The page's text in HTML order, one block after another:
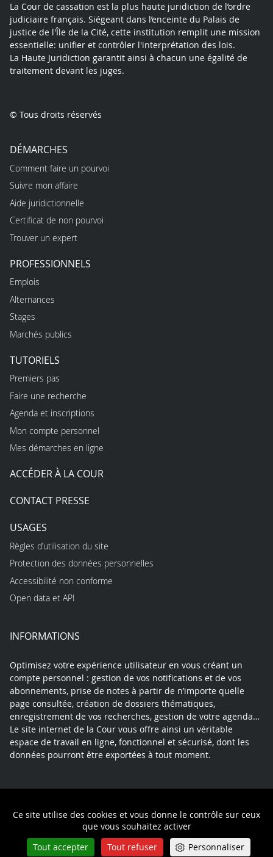
Ce site utilise des cookies et vous donne le contrôle sur ceux
que vous souhaitez activer
Tout accepter
Tout refuser Personnaliser
La Cour de cassation est la plus haute juridiction de l’ordre
judiciaire français. Siégeant dans l’enceinte du Palais de
justice de l'Île de la Cité, cette institution remplit une mission
essentielle: unifier et contrôler l'interprétation des lois.
La Haute Juridiction garantit ainsi à chacun une égalité de
traitement devant les juges.
© Tous droits réservés
DÉMARCHES
Comment faire un pourvoi
Suivre mon affaire
Aide juridictionnelle
Certificat de non pourvoi
Trouver un expert
PROFESSIONNELS
Emplois
Alternances
Stages
Marchés publics
TUTORIELS
Premiers pas
Faire une recherche
Agenda et inscriptions
Mon compte personnel
Mes démarches en ligne
ACCÉDER À LA COUR
CONTACT PRESSE
USAGES
Règles d’utilisation du site
Protection des données personnelles
Accessibilité non conforme
Open data et API
INFORMATIONS
Optimisez votre expérience utilisateur en vous créant un
compte personnel : gestion de vos notifications et de vos
abonnements, prise de notes à partir de n’importe quelle
page consultée, création de dossiers thématiques,
enregistrement de vos recherches, gestion de votre agenda…
Le site internet de la Cour vous offre ainsi un véritable
espace de travail en ligne, fonctionnel et sécurisé, dont les
données pourront être exportées à tout moment.
Politique de confidentialité